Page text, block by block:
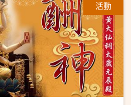
活動